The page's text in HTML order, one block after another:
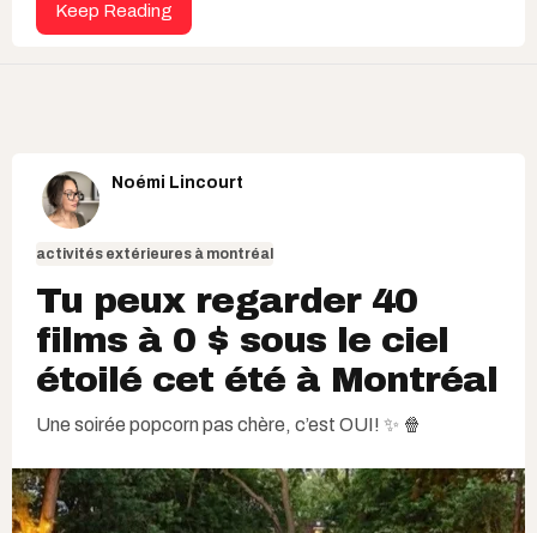
Keep Reading
Noémi Lincourt
activités extérieures à montréal
Tu peux regarder 40
films à 0 $ sous le ciel
étoilé cet été à Montréal
Une soirée popcorn pas chère, c’est OUI! ✨ 🍿